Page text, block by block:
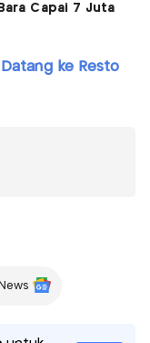
Capai 7 Juta
ke Resto